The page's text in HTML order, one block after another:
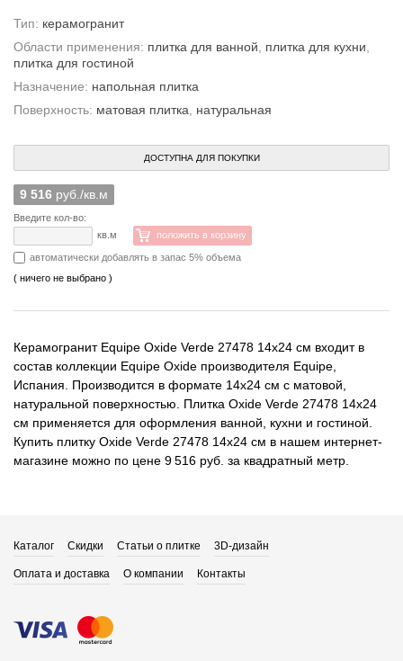
Тип: керамогранит
Области применения: плитка для ванной плитка для кухни
плитка для гостиной
Назначение: напольная плитка
Поверхность: матовая плитка натуральная
ДОСТУПНА ДЛЯ ПОКУПКИ
9 516 руб./кв.м
Введите кол-во:
кв.м
положить в корзину
автоматически добавлять в запас 5% объема
( ничего не выбрано )
Керамогранит Equipe Oxide Verde 27478 14x24 см входит в
состав коллекции Equipe Oxide производителя Equipe,
Испания. Производится в формате 14x24 см с матовой,
натуральной поверхностью. Плитка Oxide Verde 27478 14x24
см применяется для оформления ванной, кухни и гостиной.
Купить плитку Oxide Verde 27478 14x24 см в нашем интернет-
магазине можно по цене 9 516 руб. за квадратный метр.
Каталог Скидки Статьи о плитке 3D-дизайн
Оплата и доставка О компании Контакты